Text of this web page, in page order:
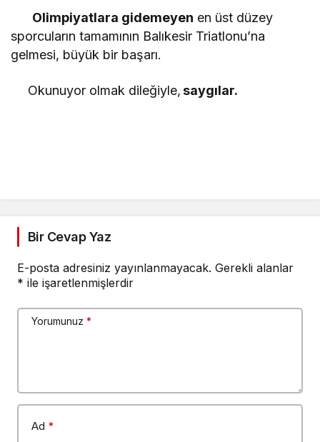
Olimpiyatlara gidemeyen en üst düzey
sporcuların tamamının Balıkesir Triatlonu’na
gelmesi, büyük bir başarı.
Okunuyor olmak dileğiyle,saygılar.
Bir Cevap Yaz
E-posta adresiniz yayınlanmayacak. Gerekli alanlar
* ile işaretlenmişlerdir
Yorumunuz *
Ad *